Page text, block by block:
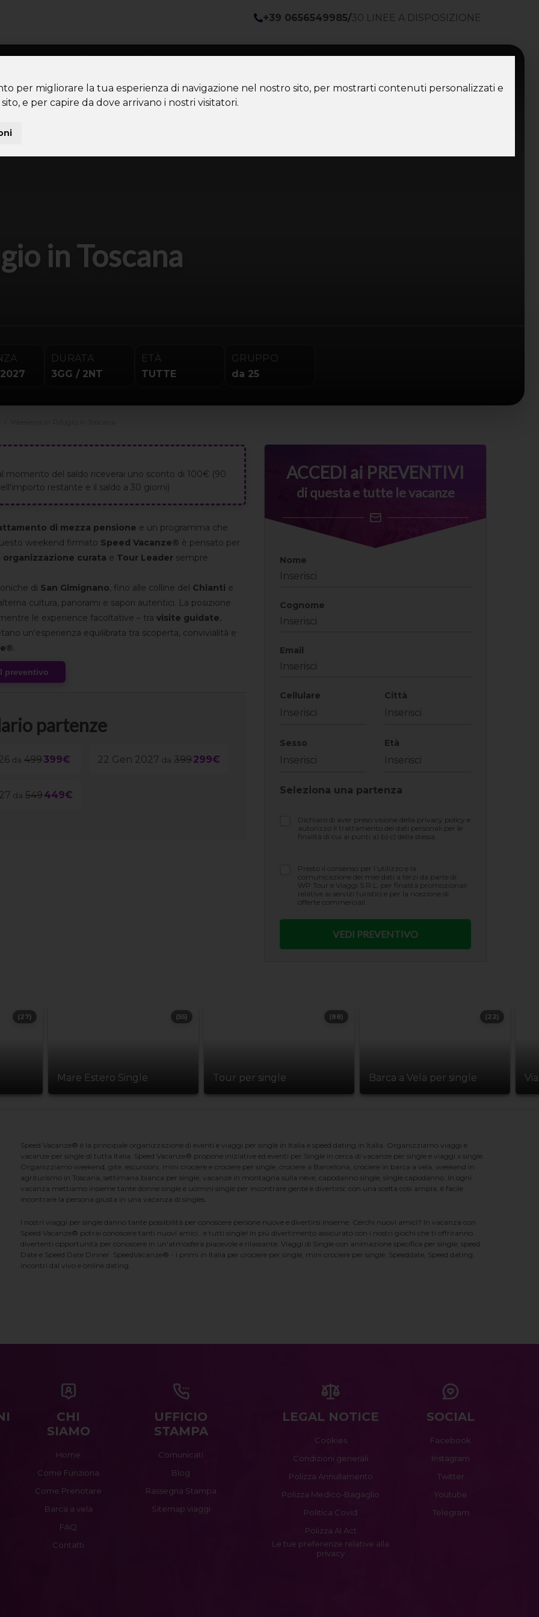
per migliorare la tua esperienza di navigazione nel nostro sito, per mostrarti contenuti personalizzati e
e per capire da dove arrivano i nostri visitatori.
+39 0656549985/30 LINEE A DISPOSIZIONE
in Toscana
DURATA
3GG / 2NT
ETÀ
TUTTE
GRUPPO
da 25
momento del saldo riceverai uno sconto di 100€ (90
restante e il saldo a 30 giorni)
di mezza pensione e un programma che
weekend firmato Speed Vacanze® è pensato per
organizzazione curata e Tour Leader sempre
di San Gimignano, fino alle colline del Chianti e
cultura, panorami e sapori autentici. La posizione
le experience facoltative – tra visite guidate,
un’esperienza equilibrata tra scoperta, convivialità e
.
preventivo
partenze
da 499399€ 22 Gen 2027 da 399299€
da 549449€
ACCEDI ai PREVENTIVI
di questa e tutte le vacanze
Nome
Cognome
Email
Cellulare Città
Sesso Età
Seleziona una partenza
Dichiaro di aver preso visione della privacy policy e
autorizzo il trattamento dei dati personali per le
finalità di cui ai punti a) b) c) della stessa.
Presto il consenso per l’utilizzo e la
comunicazione dei miei dati a terzi da parte di
WP Tour e Viaggi S.R.L. per finalità promozionali
relative ai servizi turistici e per la ricezione di
offerte commerciali.
(27)
Mare Estero Single
(55)
Tour per single
(88)
Barca a Vela per single
(22)
Speed Vacanze® è la principale organizzazione di eventi e viaggi per single in Italia e speed dating in Italia. Organizziamo viaggi e
vacanze per single di tutta Italia. Speed Vacanze® propone iniziative ed eventi per Single in cerca di vacanze per single e viaggi x single.
Organizziamo weekend, gite, escursioni, mini crociere e crociere per single, crociere a Barcellona, crociere in barca a vela, weekend in
agriturismo in Toscana, settimana bianca per single, vacanze in montagna sulla neve, capodanno single, single capodanno. In ogni
vacanza mettiamo insieme tante donne single e uomini single per incontrare gente e divertirsi; con una scelta cosi ampia, è facile
incontrare la persona giusta in una vacanza di singles.
I nostri viaggi per single danno tante possibilità per conoscere persone nuove e divertirsi insieme. Cerchi nuovi amici? In vacanza con
Speed Vacanze® potrai conoscere tanti nuovi amici...e tutti single! In più divertimento assicurato con i nostri giochi che ti offriranno
divertenti opportunità per conoscere in un'atmosfera piacevole e rilassante. Viaggi di Single con animazione specifica per single, speed
Date e Speed Date Dinner. SpeedVacanze® - i primi in Italia per crociere per single, mini crociere per single, Speeddate, Speed dating,
incontri dal vivo e online dating.
CHI
SIAMO
Home
Come Funziona
Come Prenotare
Barca a vela
FAQ
Contatti
UFFICIO
STAMPA
Comunicati
Blog
Rassegna Stampa
Sitemap viaggi
LEGAL NOTICE
Cookies
Condizioni generali
Polizza Annullamento
Polizza Medico-Bagaglio
Politica Covid
Polizza AI Act
Le tue preferenze relative alla
privacy
SOCIAL
Facebook
Instagram
Twitter
Youtube
Telegram